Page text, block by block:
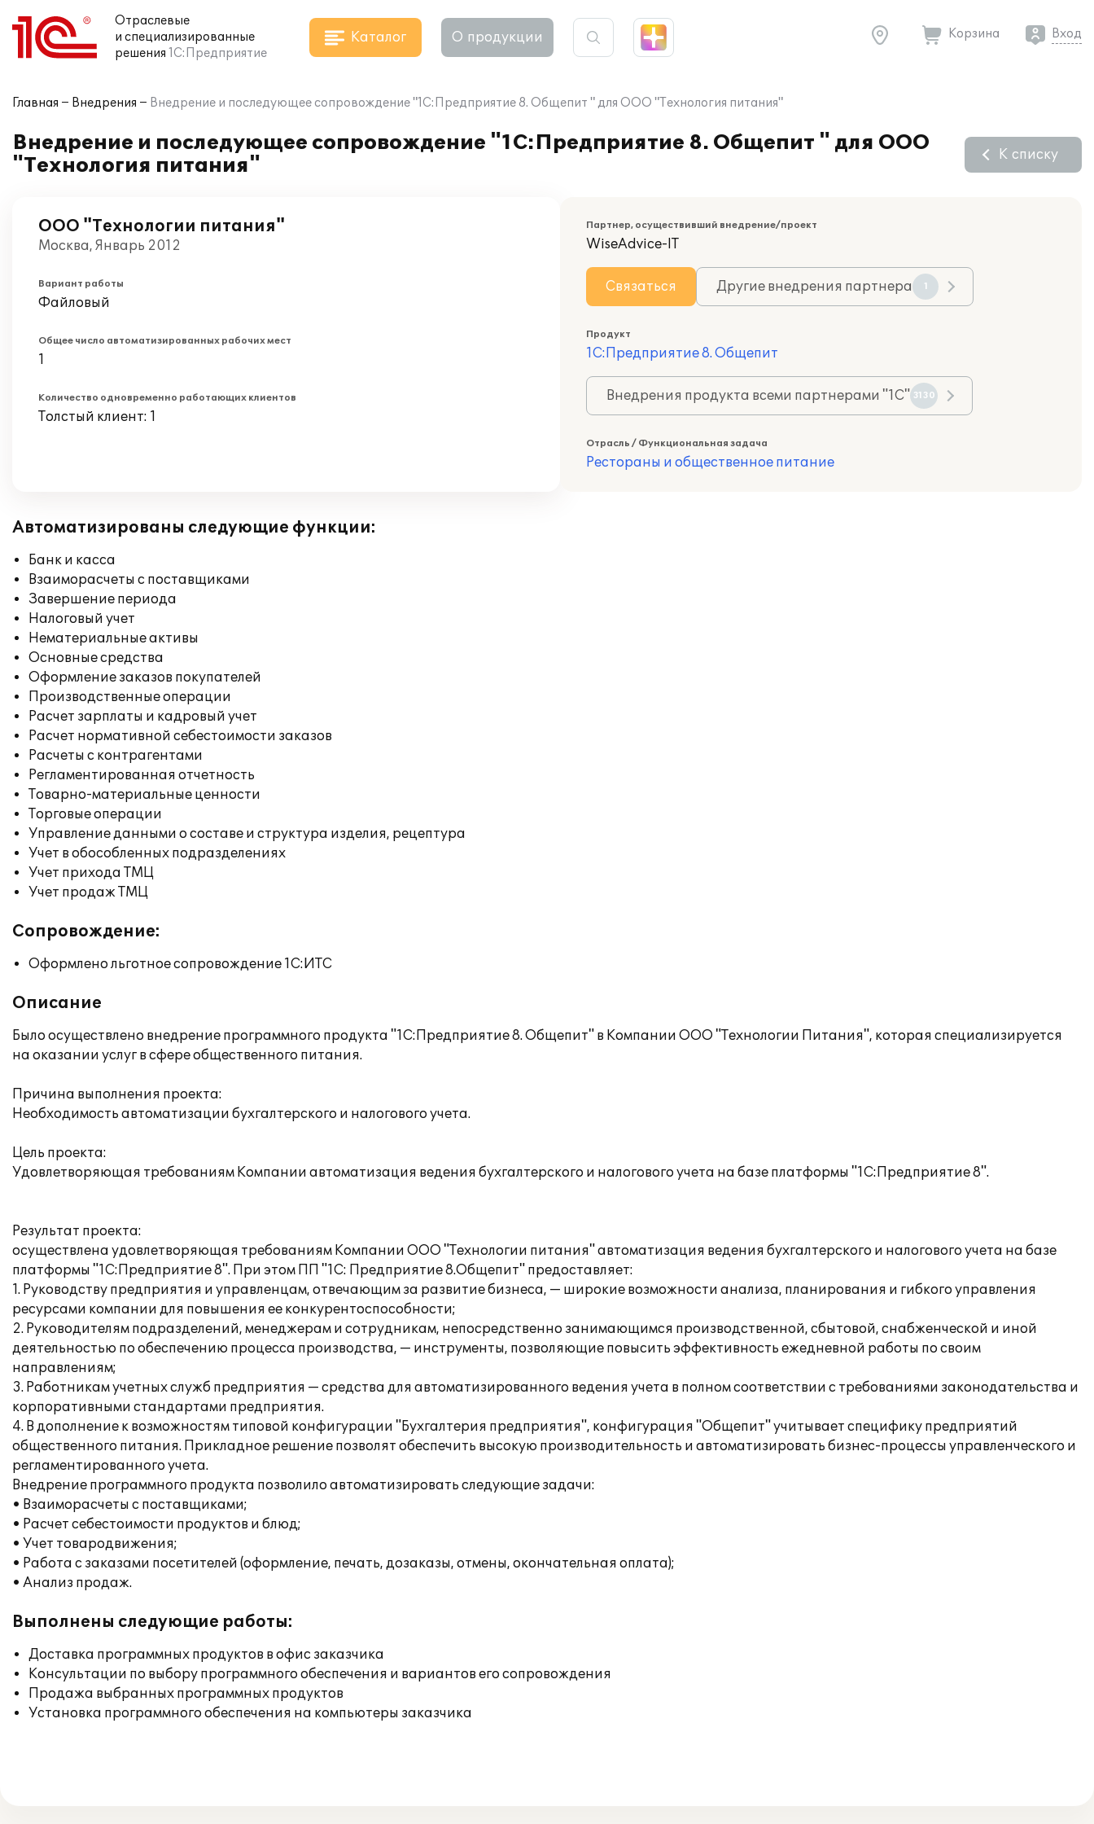
Отраслевые
и специализированные
решения 1С:Предприятие
Каталог О продукции Корзина Вход
Главная Внедрения Внедрение и последующее сопровождение "1С:Предприятие 8. Общепит " для ООО "Технология питания"
Внедрение и последующее сопровождение "1С:Предприятие 8. Общепит " для ООО
"Технология питания"
К списку
ООО "Технологии питания"
Москва, Январь 2012
Вариант работы
Файловый
Общее число автоматизированных рабочих мест
1
Количество одновременно работающих клиентов
Толстый клиент: 1
Партнер, осуществивший внедрение/проект
WiseAdvice-IT
Связаться Другие внедрения партнера 1
Продукт
1С:Предприятие 8. Общепит
Внедрения продукта всеми партнерами "1С" 3130
Отрасль / Функциональная задача
Рестораны и общественное питание
Автоматизированы следующие функции:
Банк и касса
Взаиморасчеты с поставщиками
Завершение периода
Налоговый учет
Нематериальные активы
Основные средства
Оформление заказов покупателей
Производственные операции
Расчет зарплаты и кадровый учет
Расчет нормативной себестоимости заказов
Расчеты с контрагентами
Регламентированная отчетность
Товарно-материальные ценности
Торговые операции
Управление данными о составе и структура изделия, рецептура
Учет в обособленных подразделениях
Учет прихода ТМЦ
Учет продаж ТМЦ
Сопровождение:
Оформлено льготное сопровождение 1С:ИТС
Описание
Было осуществлено внедрение программного продукта "1С:Предприятие 8. Общепит" в Компании ООО "Технологии Питания", которая специализируется
на оказании услуг в сфере общественного питания.
Причина выполнения проекта:
Необходимость автоматизации бухгалтерского и налогового учета.
Цель проекта:
Удовлетворяющая требованиям Компании автоматизация ведения бухгалтерского и налогового учета на базе платформы "1С:Предприятие 8".
Результат проекта:
осуществлена удовлетворяющая требованиям Компании ООО "Технологии питания" автоматизация ведения бухгалтерского и налогового учета на базе
платформы "1С:Предприятие 8". При этом ПП "1С: Предприятие 8.Общепит" предоставляет:
1. Руководству предприятия и управленцам, отвечающим за развитие бизнеса, — широкие возможности анализа, планирования и гибкого управления
ресурсами компании для повышения ее конкурентоспособности;
2. Руководителям подразделений, менеджерам и сотрудникам, непосредственно занимающимся производственной, сбытовой, снабженческой и иной
деятельностью по обеспечению процесса производства, — инструменты, позволяющие повысить эффективность ежедневной работы по своим
направлениям;
3. Работникам учетных служб предприятия — средства для автоматизированного ведения учета в полном соответствии с требованиями законодательства и
корпоративными стандартами предприятия.
4. В дополнение к возможностям типовой конфигурации "Бухгалтерия предприятия", конфигурация "Общепит" учитывает специфику предприятий
общественного питания. Прикладное решение позволят обеспечить высокую производительность и автоматизировать бизнес-процессы управленческого и
регламентированного учета.
Внедрение программного продукта позволило автоматизировать следующие задачи:
• Взаиморасчеты с поставщиками;
• Расчет себестоимости продуктов и блюд;
• Учет товародвижения;
• Работа с заказами посетителей (оформление, печать, дозаказы, отмены, окончательная оплата);
• Анализ продаж.
Выполнены следующие работы:
Доставка программных продуктов в офис заказчика
Консультации по выбору программного обеспечения и вариантов его сопровождения
Продажа выбранных программных продуктов
Установка программного обеспечения на компьютеры заказчика